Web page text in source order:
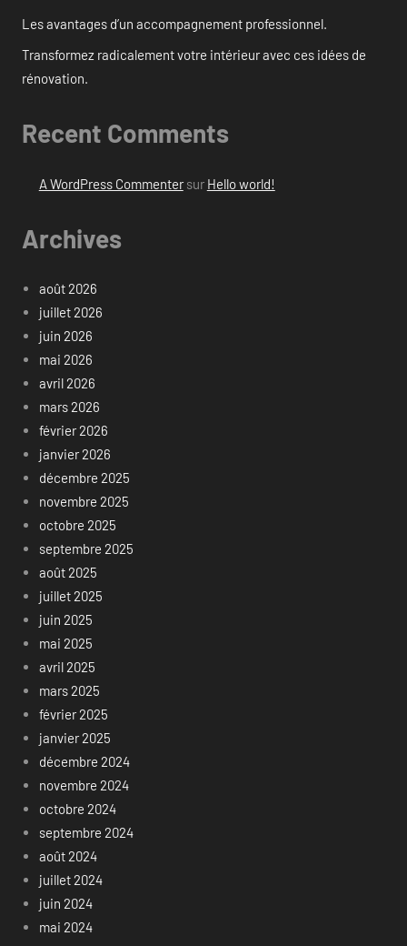
Les avantages d’un accompagnement professionnel.
Transformez radicalement votre intérieur avec ces idées de
rénovation.
Recent Comments
A WordPress Commentersur Hello world!
Archives
août 2026
juillet 2026
juin 2026
mai 2026
avril 2026
mars 2026
février 2026
janvier 2026
décembre 2025
novembre 2025
octobre 2025
septembre 2025
août 2025
juillet 2025
juin 2025
mai 2025
avril 2025
mars 2025
février 2025
janvier 2025
décembre 2024
novembre 2024
octobre 2024
septembre 2024
août 2024
juillet 2024
juin 2024
mai 2024